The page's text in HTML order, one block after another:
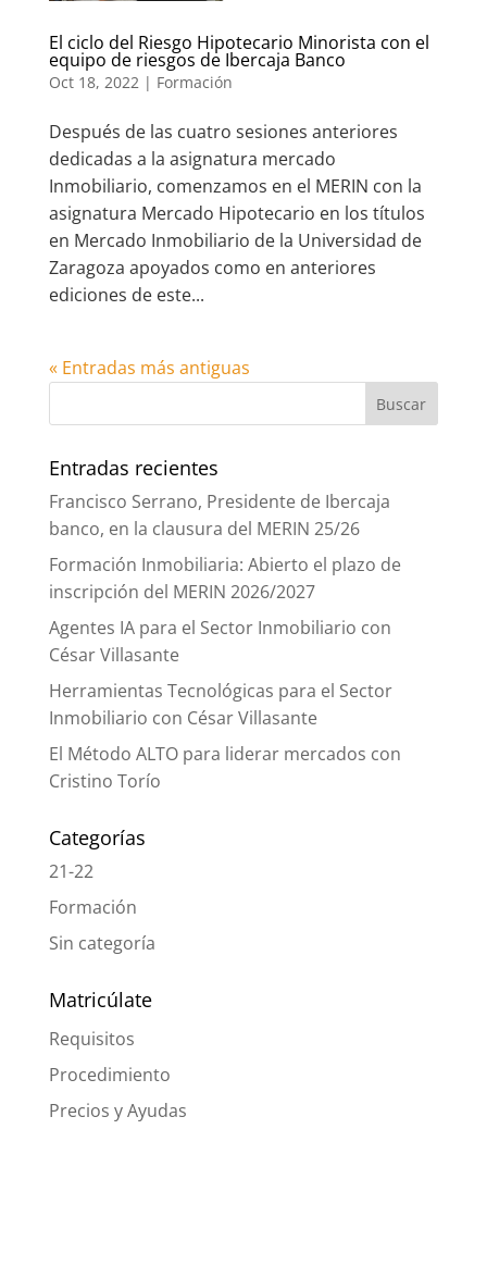
El ciclo del Riesgo Hipotecario Minorista con el
equipo de riesgos de Ibercaja Banco
Oct 18, 2022| Formación
Después de las cuatro sesiones anteriores
dedicadas a la asignatura mercado
Inmobiliario, comenzamos en el MERIN con la
asignatura Mercado Hipotecario en los títulos
en Mercado Inmobiliario de la Universidad de
Zaragoza apoyados como en anteriores
ediciones de este...
« Entradas más antiguas
Entradas recientes
Francisco Serrano, Presidente de Ibercaja
banco, en la clausura del MERIN 25/26
Formación Inmobiliaria: Abierto el plazo de
inscripción del MERIN 2026/2027
Agentes IA para el Sector Inmobiliario con
César Villasante
Herramientas Tecnológicas para el Sector
Inmobiliario con César Villasante
El Método ALTO para liderar mercados con
Cristino Torío
Categorías
21-22
Formación
Sin categoría
Matricúlate
Requisitos
Procedimiento
Precios y Ayudas